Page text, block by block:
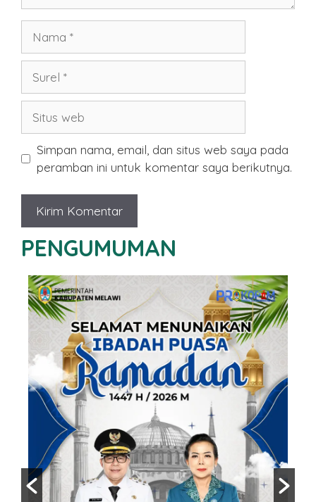
web
Simpan nama, email, dan situs web saya pada
peramban ini untuk komentar saya berikutnya.
PENGUMUMAN